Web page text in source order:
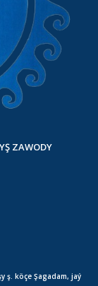
ZAWODY
ş. köçe Şagadam, jaý